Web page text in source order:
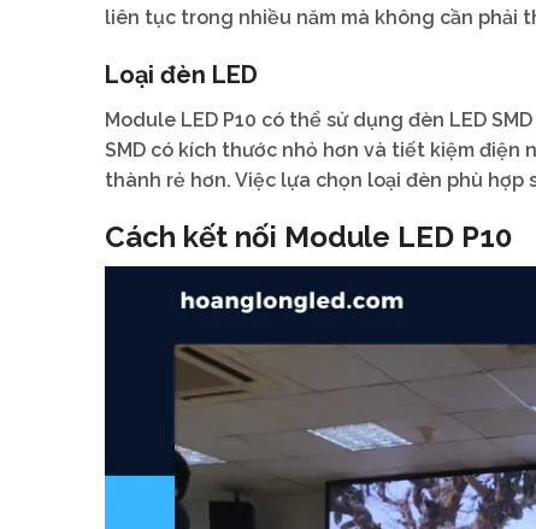
liên tục trong nhiều năm mà không cần phải
Loại đèn LED
Module LED P10 có thể sử dụng đèn LED
SMD có kích thước nhỏ hơn và tiết kiệm điện
thành rẻ hơn. Việc lựa chọn loại đèn phù
Cách kết nối Module LED P10